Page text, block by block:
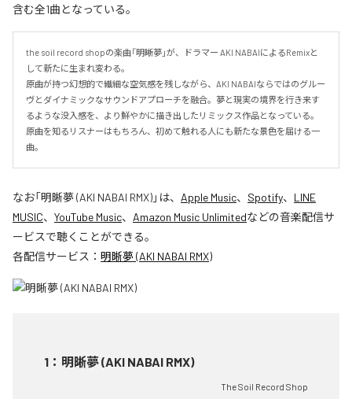
含む全1曲となっている。
the soil record shopの楽曲「明晰夢」が、ドラマー AKI NABAIによるRemixと
して新たに生まれ変わる。
原曲が持つ幻想的で繊細な空気感を残しながら、AKI NABAIならではのグルー
ヴとダイナミックなサウンドアプローチを融合。夢と現実の境界を行き来す
るような没入感を、より鮮やかに描き出したリミックス作品となっている。
原曲を知るリスナーはもちろん、初めて触れる人にも新たな景色を届ける一
曲。
なお「明晰夢 (AKI NABAI RMX)」は、 Apple Music、 Spotify、 LINE
MUSIC、 YouTube Music、 Amazon Music Unlimitedなどの音楽配信サ
ービスで聴くことができる。
各配信サービス： 明晰夢 (AKI NABAI RMX)
1 ： 明晰夢 (AKI NABAI RMX)
The Soil Record Shop